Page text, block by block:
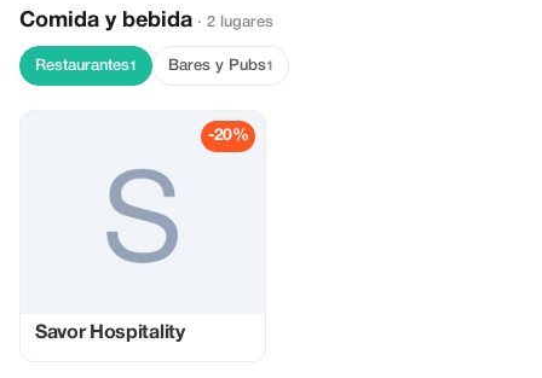
Comida y bebida · 2 lugares
Restaurantes1 Bares y Pubs1
-20%
Savor Hospitality